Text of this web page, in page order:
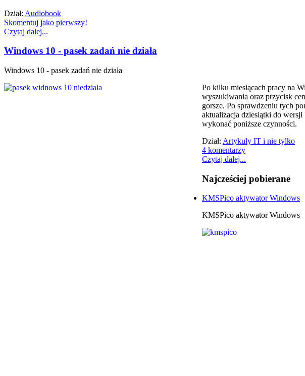
Dział: Audiobook
Skomentuj jako pierwszy!
Czytaj dalej...
Windows 10 - pasek zadań nie działa
Windows 10 - pasek zadań nie działa
Po kilku miesiącach pracy na
wyszukiwania oraz przycisk
gorsze. Po sprawdzeniu tych
aktualizacja dziesiątki do wersji
wykonać poniższe czynności.
Dział: Artykuły IT i nie tylko
4 komentarzy
Czytaj dalej...
Najcześciej pobierane
KMSPico aktywator Windows
KMSPico aktywator Windows